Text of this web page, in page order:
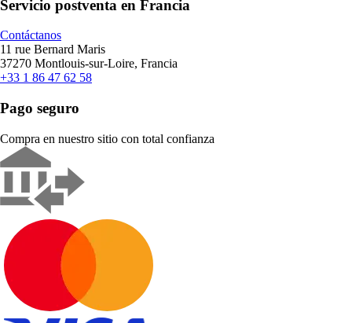
Servicio postventa en Francia
Contáctanos
11 rue Bernard Maris
37270 Montlouis-sur-Loire, Francia
+33 1 86 47 62 58
Pago seguro
Compra en nuestro sitio con total confianza